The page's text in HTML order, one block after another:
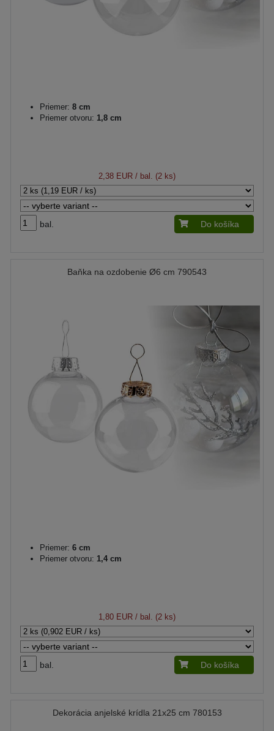
Priemer: 8 cm
Priemer otvoru: 1,8 cm
2,38 EUR / bal. (2 ks)
bal. Do košíka
Baňka na ozdobenie Ø6 cm 790543
Priemer: 6 cm
Priemer otvoru: 1,4 cm
1,80 EUR / bal. (2 ks)
bal. Do košíka
Dekorácia anjelské krídla 21x25 cm 780153